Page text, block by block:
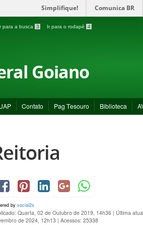
Simplifique! Comunica BR
para a busca 3 Ir para o rodapé 4
Goiano
Contato Pag Tesouro Biblioteca
by social2s
Quarta, 02 de Outubro de 2019, 14h36 | Última
de 2024, 12h13 | Acessos: 25338